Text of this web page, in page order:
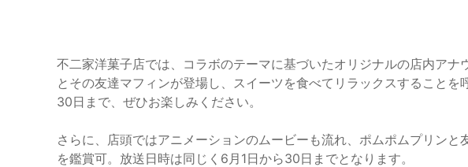
不二家洋菓子店では、コラボのテーマに基づいたオリジナルの店内アナ
とその友達マフィンが登場し、スイーツを食べてリラックスすることを
30日まで、ぜひお楽しみください。
さらに、店頭ではアニメーションのムービーも流れ、ポムポムプリンと
を鑑賞可。放送日時は同じく6月1日から30日までとなります。